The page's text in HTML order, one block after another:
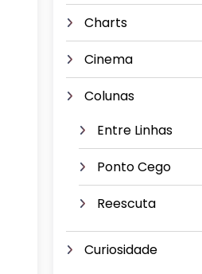
Charts
Cinema
Colunas
Entre Linhas
Ponto Cego
Reescuta
Curiosidade